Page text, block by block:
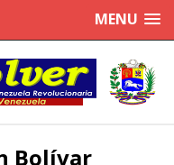
MENU
Bolívar